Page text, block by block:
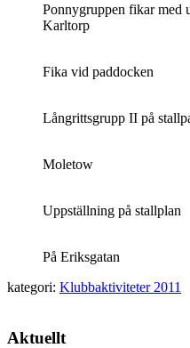
Ponnygruppen fikar med
Karltorp
Fika vid paddocken
Långrittsgrupp II på
Moletow
Uppställning på stallplan
På Eriksgatan
kategori: Klubbaktiviteter 2011
Aktuellt